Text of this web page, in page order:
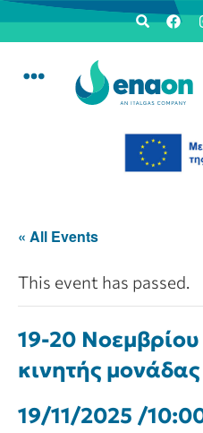
« All Events
This event has passed.
19-20
κινητής
19/11/2025 /